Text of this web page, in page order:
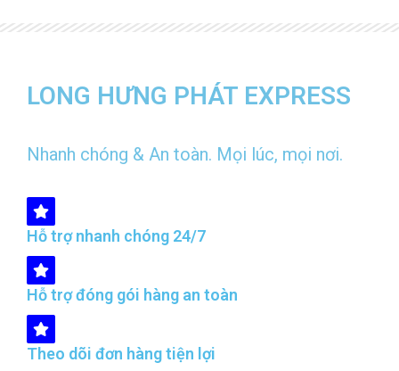
LONG HƯNG PHÁT EXPRESS
Nhanh chóng & An toàn. Mọi lúc, mọi nơi.
Hỗ trợ nhanh chóng 24/7
Hỗ trợ đóng gói hàng an toàn
Theo dõi đơn hàng tiện lợi